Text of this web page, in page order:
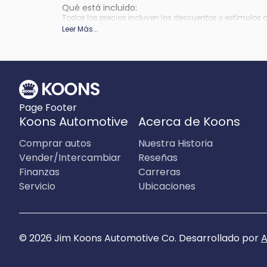
Qué está incluido:
Todos los precios incluyen los descuentos y
depender de los períodos del programa de incentivos
Leer Más...
Page Footer
Koons Automotive
Comprar autos
Vender/Intercambiar
Finanzas
Servicio
Acerca de Koons
Nuestra Historia
Reseñas
Carreras
Ubicaciones
© 2026 Jim Koons Automotive Co. Desarrollado por